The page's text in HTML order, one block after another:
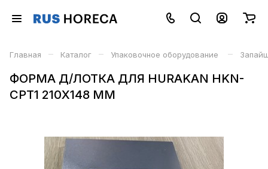
Главная – Каталог – Упаковочное оборудование –
ФОРМА Д/ЛОТКА ДЛЯ HURAKAN HKN-
CPT1 210Х148 MM